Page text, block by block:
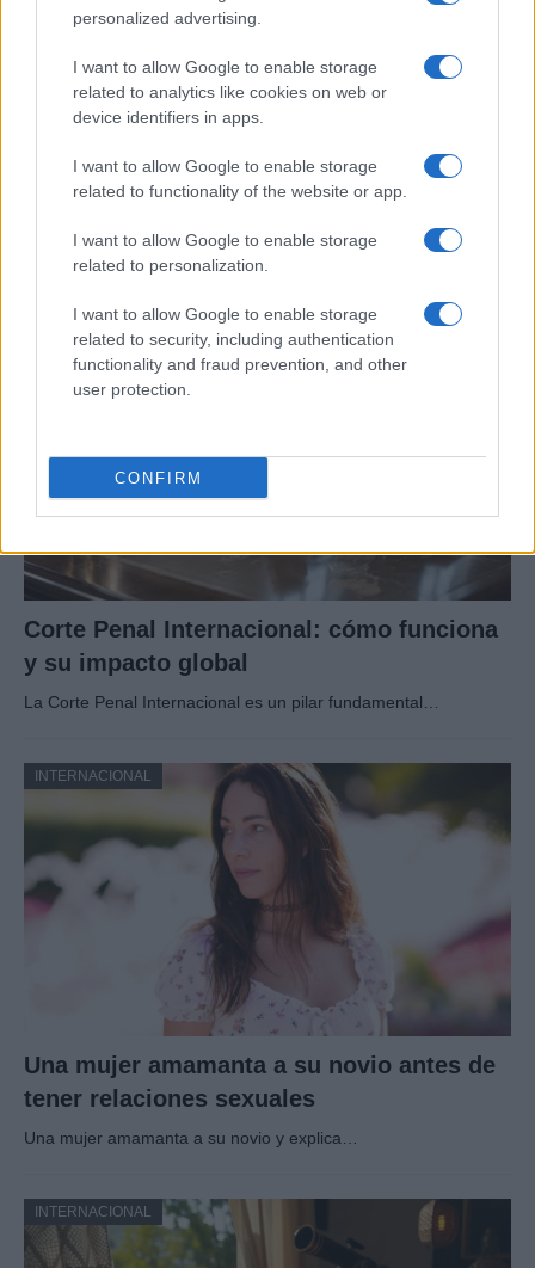
personalized advertising.
I want to allow Google to enable storage
related to analytics like cookies on web or
device identifiers in apps.
I want to allow Google to enable storage
related to functionality of the website or app.
I want to allow Google to enable storage
related to personalization.
I want to allow Google to enable storage
related to security, including authentication
functionality and fraud prevention, and other
user protection.
CONFIRM
Control de Irán sobre el estrecho de
Ormuz complica el comercio marítimo
Irán gestiona el estrecho de Ormuz como herramienta…
INTERNACIONAL
Corte Penal Internacional: cómo funciona
y su impacto global
La Corte Penal Internacional es un pilar fundamental…
INTERNACIONAL
Una mujer amamanta a su novio antes de
tener relaciones sexuales
Una mujer amamanta a su novio y explica…
INTERNACIONAL